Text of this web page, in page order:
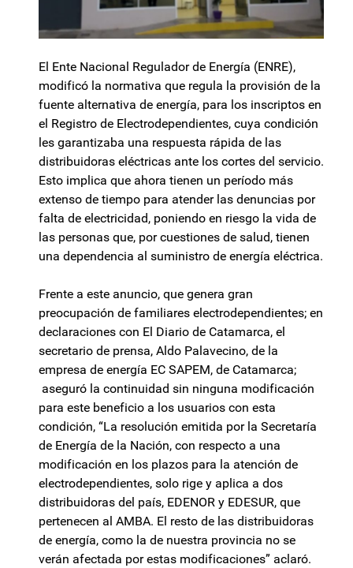
El Ente Nacional Regulador de Energía (ENRE),
modificó la normativa que regula la provisión de la
fuente alternativa de energía, para los inscriptos en
el Registro de Electrodependientes, cuya condición
les garantizaba una respuesta rápida de las
distribuidoras eléctricas ante los cortes del servicio.
Esto implica que ahora tienen un período más
extenso de tiempo para atender las denuncias por
falta de electricidad, poniendo en riesgo la vida de
las personas que, por cuestiones de salud, tienen
una dependencia al suministro de energía eléctrica.
Frente a este anuncio, que genera gran
preocupación de familiares electrodependientes; en
declaraciones con El Diario de Catamarca, el
secretario de prensa, Aldo Palavecino, de la
empresa de energía EC SAPEM, de Catamarca;
aseguró la continuidad sin ninguna modificación
para este beneficio a los usuarios con esta
condición, “La resolución emitida por la Secretaría
de Energía de la Nación, con respecto a una
modificación en los plazos para la atención de
electrodependientes, solo rige y aplica a dos
distribuidoras del país, EDENOR y EDESUR, que
pertenecen al AMBA. El resto de las distribuidoras
de energía, como la de nuestra provincia no se
verán afectada por estas modificaciones” aclaró.